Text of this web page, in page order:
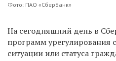
Фото: ПАО «СберБанк»
На сегодняшний день в
программ урегулирования
ситуации или статуса